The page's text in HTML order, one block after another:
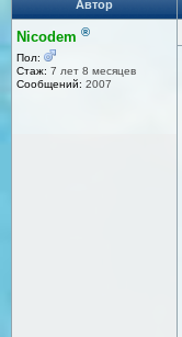
Автор
Nicodem ®
Пол:
Стаж: 7 лет 8 месяцев
Сообщений: 2007